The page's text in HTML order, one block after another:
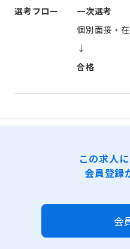
選考フロー
一次選考
個別面接・
↓
合格
この求人
会員登録
会